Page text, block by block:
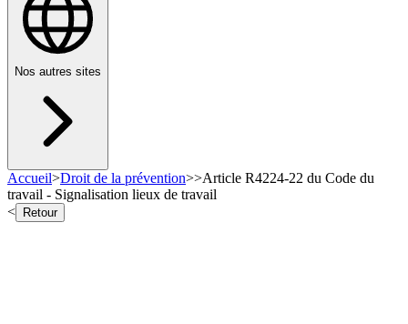
Nos autres sites
Accueil>Droit de la prévention>>Article R4224-22 du Code du
travail - Signalisation lieux de travail
<
Retour